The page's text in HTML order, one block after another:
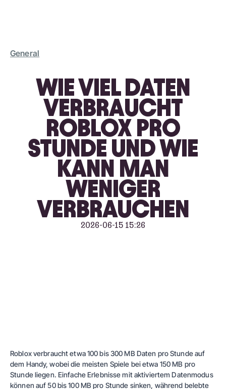
General
WIE VIEL DATEN
VERBRAUCHT
ROBLOX PRO
STUNDE UND WIE
KANN MAN
WENIGER
VERBRAUCHEN
2026-06-15 15:26
Roblox verbraucht etwa 100 bis 300 MB Daten pro Stunde auf
dem Handy, wobei die meisten Spiele bei etwa 150 MB pro
Stunde liegen. Einfache Erlebnisse mit aktiviertem Datenmodus
können auf 50 bis 100 MB pro Stunde sinken, während belebte